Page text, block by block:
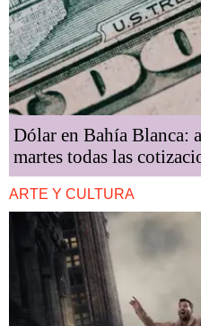
Dólar en Bahía Blanca:
martes todas las
ARTE Y CULTURA